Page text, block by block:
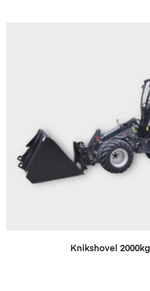
Knikshovel 2000kg